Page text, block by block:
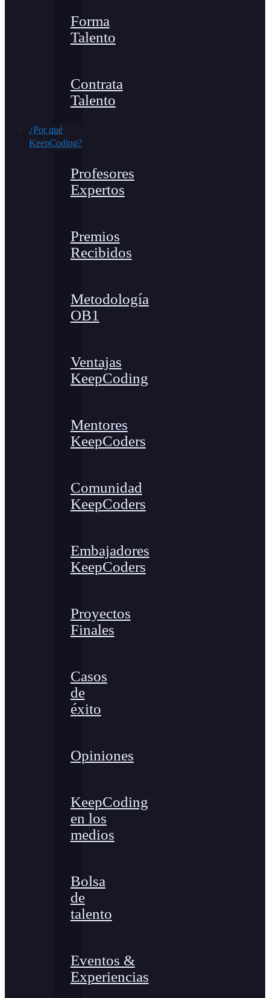
Forma
Talento
Contrata
Talento
¿Por qué
KeepCoding?
Profesores
Expertos
Premios
Recibidos
Metodología
OB1
Ventajas
KeepCoding
Mentores
KeepCoders
Comunidad
KeepCoders
Embajadores
KeepCoders
Proyectos
Finales
Casos
de
éxito
Opiniones
KeepCoding
en los
medios
Bolsa
de
talento
Eventos &
Experiencias